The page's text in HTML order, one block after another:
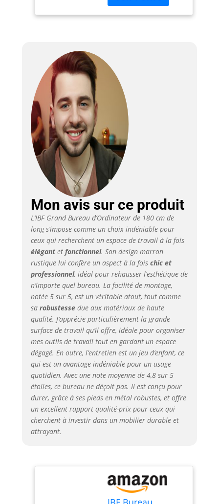
pour accueillir
plusieurs écrans,
ouvert en dessous
peut accueillir le
boîtier principal. Que
ce soit pour les tâches
de bureau, les études,
l'écriture ou les jeux, il
répond à différents
besoins, améliorant
l'efficacité et le confort
du travail. 【Robuste
et durable】 Le grand
bureau d'ordinateur
d'ingénierie marron
rustique de qualité et
avec des pieds solides
en métal noir. Nous
garantissons la
stabilité et la
durabilité du grand
bureau de direction,
permettant au grand
bureau d'écriture
d'être utilisé pendant
une longue période
sans compromettre
son aspect élégant.
Construction robuste
et scientifique pouvant
supporter jusqu'à 181
kg. 【Bureau de
grande taille】80 cm P
x 180 cm L x 76 cm H,
poids de 23,6 kg,
capacité de 181,4 kg.
Cette table
d'espace pour deux
écrans, imprimante
comme bureau de
direction ou table de
Mon avis sur ce produit
L’IBF Grand Bureau d’Ordinateur de 180 cm de
long s’impose comme un choix indéniable pour
ceux qui recherchent un espace de travail à la fois
élégantet fonctionnel. Son design marron
rustique lui confère un aspect à la fois chic et
professionnel, idéal pour rehausser l’esthétique de
n’importe quel bureau. La facilité de montage,
notée 5 sur 5, est un véritable atout, tout comme
sa robustessedue aux matériaux de haute
qualité. J’apprécie particulièrement la grande
surface de travail qu’il offre, idéale pour organiser
mes outils de travail tout en gardant un espace
dégagé. En outre, l’entretien est un jeu d’enfant, ce
qui est un avantage indéniable pour un usage
quotidien. Avec une note moyenne de 4,8 sur 5
étoiles, ce bureau ne déçoit pas. Il est conçu pour
durer, grâce à ses pieds en métal robustes, et offre
un excellent rapport qualité-prix pour ceux qui
cherchent à investir dans un mobilier durable et
attrayant.